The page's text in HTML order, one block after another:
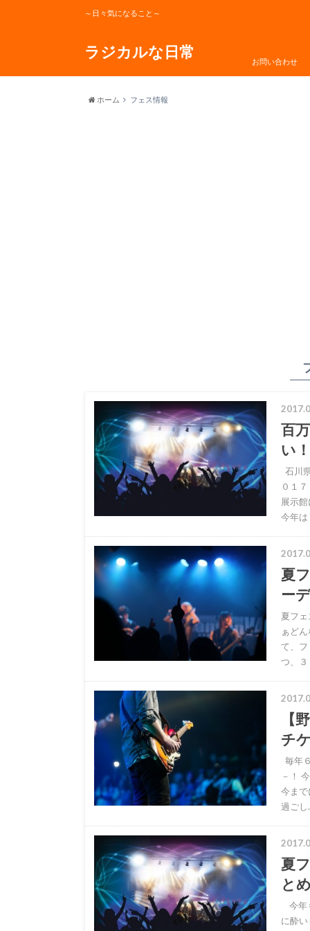
ラジカルな日常
～日々気になること～
お問い合わせ
ホーム フェス情報
百
い
石川
０１
展示
今年
夏
ー
夏フ
ぁど
て、
つ、
【
チ
毎年
－！
今ま
過ご
夏
と
今年
に酔